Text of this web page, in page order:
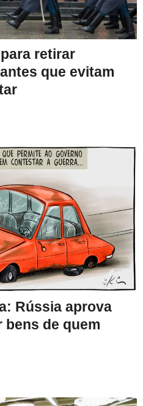
retirar
que evitam
Rússia aprova
bens de quem